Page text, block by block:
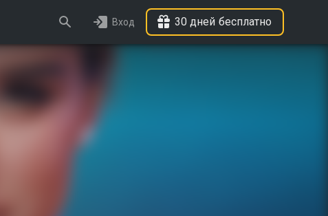
Вход 30 дней бесплатно